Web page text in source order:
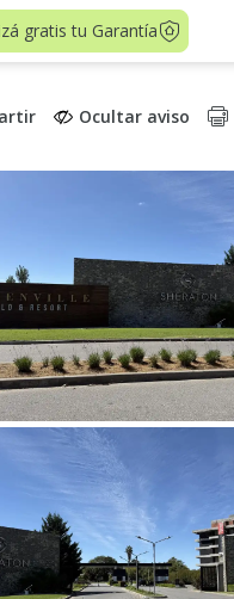
gratis tu Garantía
Ocultar aviso